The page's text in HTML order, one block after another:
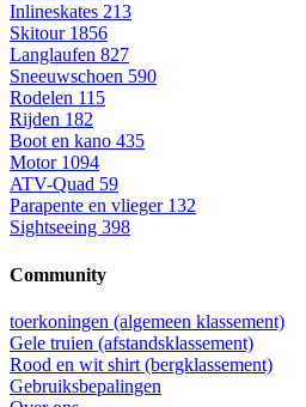
Inlineskates 213
Skitour 1856
Langlaufen 827
Sneeuwschoen 590
Rodelen 115
Rijden 182
Boot en kano 435
Motor 1094
ATV-Quad 59
Parapente en vlieger 132
Sightseeing 398
Community
toerkoningen (algemeen klassement)
Gele truien (afstandsklassement)
Rood en wit shirt (bergklassement)
Gebruiksbepalingen